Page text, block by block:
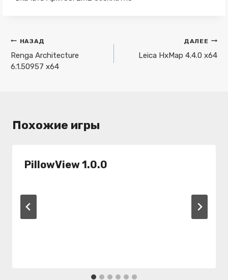
Навигация
по
записям
НАЗАД
Renga Architecture
6.1.50957 x64
ДАЛЕЕ
Leica HxMap 4.4.0 x64
Похожие игры
PillowView 1.0.0